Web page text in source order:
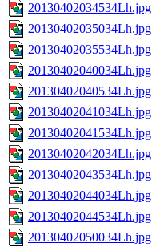
20130402034534Lh.jpg
20130402035034Lh.jpg
20130402035534Lh.jpg
20130402040034Lh.jpg
20130402040534Lh.jpg
20130402041034Lh.jpg
20130402041534Lh.jpg
20130402042034Lh.jpg
20130402043534Lh.jpg
20130402044034Lh.jpg
20130402044534Lh.jpg
20130402050034Lh.jpg